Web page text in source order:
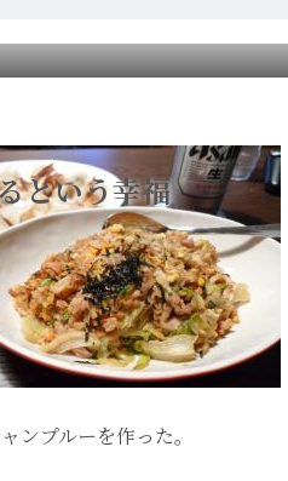
という幸福
ンプルーを作った。